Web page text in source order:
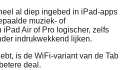
al diep ingebed in iPad‑apps
muziek‑ of
Air of Pro logischer, zelfs
indrukwekkend lijken.
is de WiFi‑variant van de Tab
deal.